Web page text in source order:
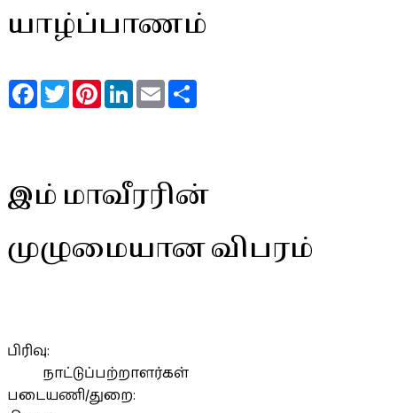
யாழ்ப்பாணம்
FacebookTwitterPinterestLinkedInEmail
இம் மாவீரரின்
முழுமையான விபரம்
பிரிவு:
நாட்டுப்பற்றாளர்கள்
படையணி/துறை: